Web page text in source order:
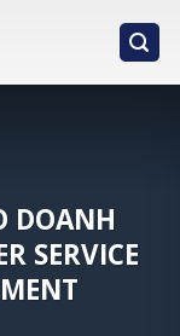
DOANH
SERVICE